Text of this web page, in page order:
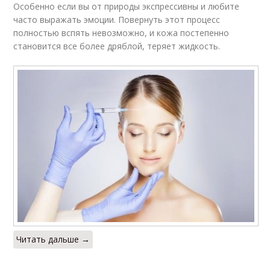
Особенно если вы от природы экспрессивны и любите
часто выражать эмоции. Повернуть этот процесс
полностью вспять невозможно, и кожа постепенно
становится все более дряблой, теряет жидкость.
Читать дальше →